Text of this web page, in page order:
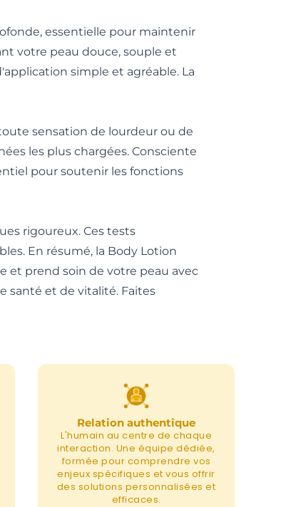
essentielle pour maintenir
votre peau douce, souple et
simple et agréable. La
sensation de lourdeur ou de
les plus chargées. Consciente
pour soutenir les fonctions
rigoureux. Ces tests
En résumé, la Body Lotion
et prend soin de votre peau avec
santé et de vitalité. Faites
Relation authentique
L'humain au centre de chaque
interaction. Une équipe dédiée,
formée pour comprendre vos
enjeux spécifiques et vous offrir
des solutions personnalisées et
efficaces.